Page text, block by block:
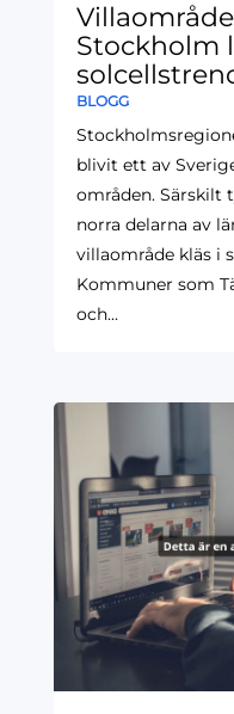
Stockholm
BLOGG
blivit ett av
områden. Särskilt
norra delarna av
villaområde kläs i
Kommuner som
och...